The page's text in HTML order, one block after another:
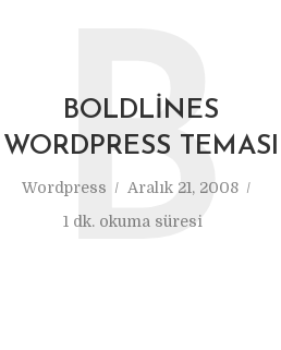
BOLDLINES
WORDPRESS TEMASI
Wordpress
Aralık 21, 2008
1 dk. okuma süresi
B